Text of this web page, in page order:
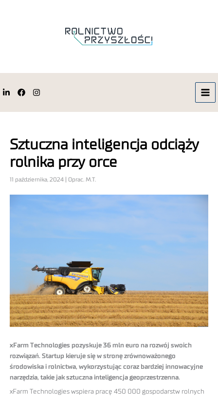
Sztuczna inteligencja odciąży
rolnika przy orce
11 października, 2024 | Oprac. M.T.
xFarm Technologies pozyskuje 36 mln euro na rozwój swoich
rozwiązań. Startup kieruje się w stronę zrównoważonego
środowiska i rolnictwa, wykorzystując coraz bardziej innowacyjne
narzędzia, takie jak sztuczna inteligencja geoprzestrzenna.
xFarm Technologies wspiera pracę 450 000 gospodarstw rolnych